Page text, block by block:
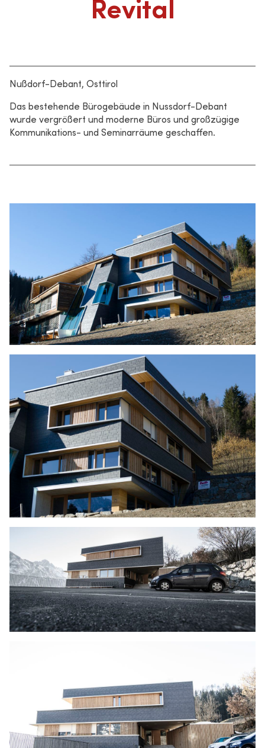
Revital
Nußdorf-Debant, Osttirol
Das bestehende Bürogebäude in Nussdorf-Debant
wurde vergrößert und moderne Büros und großzügige
Kommunikations- und Seminarräume geschaffen.